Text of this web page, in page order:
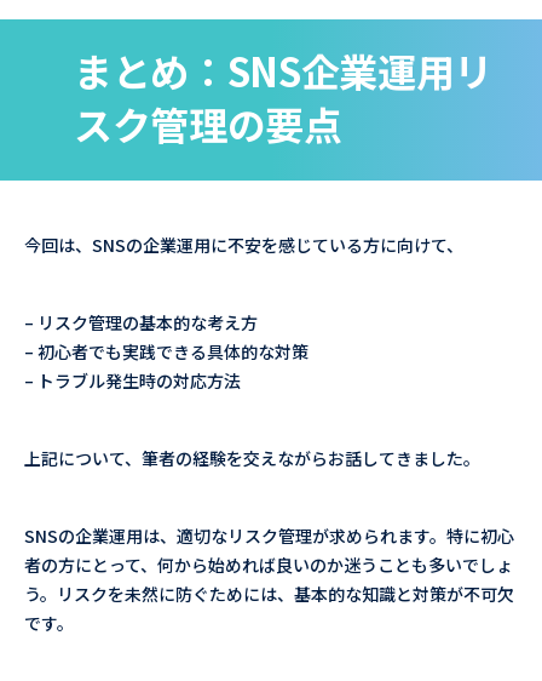
まとめ：SNS企業運用リ
スク管理の要点
今回は、SNSの企業運用に不安を感じている方に向けて、
– リスク管理の基本的な考え方
– 初心者でも実践できる具体的な対策
– トラブル発生時の対応方法
上記について、筆者の経験を交えながらお話してきました。
SNSの企業運用は、適切なリスク管理が求められます。特に初心
者の方にとって、何から始めれば良いのか迷うことも多いでしょ
う。リスクを未然に防ぐためには、基本的な知識と対策が不可欠
です。